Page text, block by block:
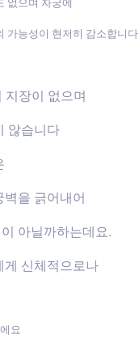
없으며 자궁에
가능성이 현저히 감소합니다
지장이 없으며
않습니다
을 긁어내어
아닐까하는데요.
게 신체적으로나
요